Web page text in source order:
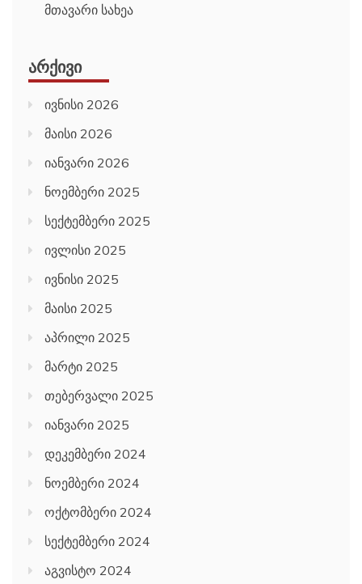
მთავარი სახეა
ᲐᲠᲥᲘᲕᲘ
ივნისი 2026
მაისი 2026
იანვარი 2026
ნოემბერი 2025
სექტემბერი 2025
ივლისი 2025
ივნისი 2025
მაისი 2025
აპრილი 2025
მარტი 2025
თებერვალი 2025
იანვარი 2025
დეკემბერი 2024
ნოემბერი 2024
ოქტომბერი 2024
სექტემბერი 2024
აგვისტო 2024